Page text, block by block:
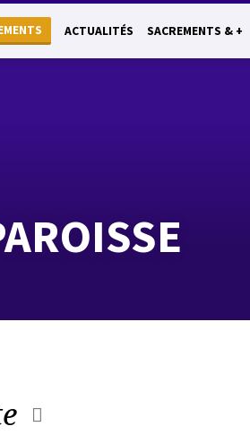
ACTUALITÉS SACREMENTS & +